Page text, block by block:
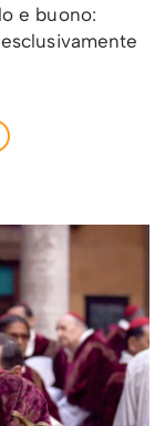
e buono: